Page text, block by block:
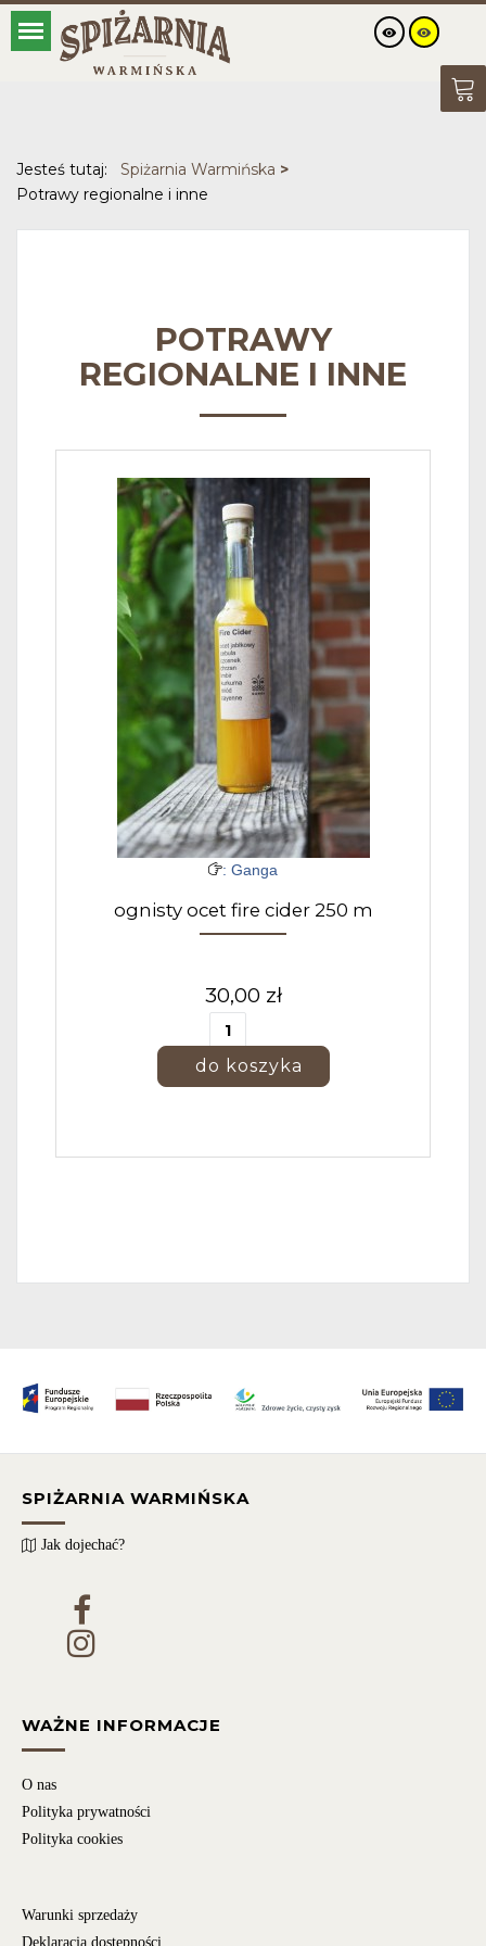
Jesteś tutaj: Spiżarnia Warmińska >
Potrawy regionalne i inne
POTRAWY
REGIONALNE I INNE
: Ganga
ognisty ocet fire cider 250 m
30,00 zł
SPIŻARNIA WARMIŃSKA
Jak dojechać?
WAŻNE INFORMACJE
O nas
Polityka prywatności
Polityka cookies
Warunki sprzedaży
Deklaracja dostępności